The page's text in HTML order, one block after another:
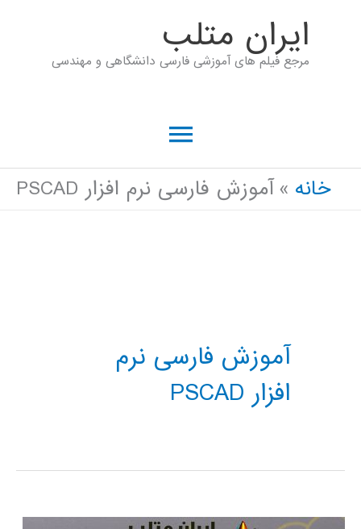
ايران متلب
مرجع فیلم های آموزشی فارسی دانشگاهی و مهندسی
فهرست
اصلی
خانه آموزش فارسی نرم افزار PSCAD
آموزش فارسی نرم
افزار PSCAD